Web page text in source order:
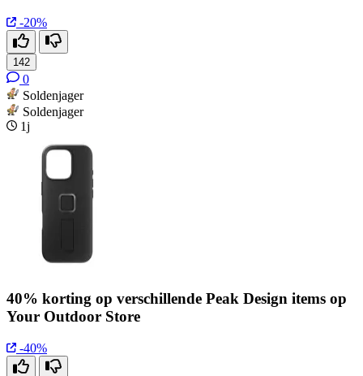
-20%
142
0
Soldenjager
Soldenjager
1j
40% korting op verschillende Peak Design items op
Your Outdoor Store
-40%